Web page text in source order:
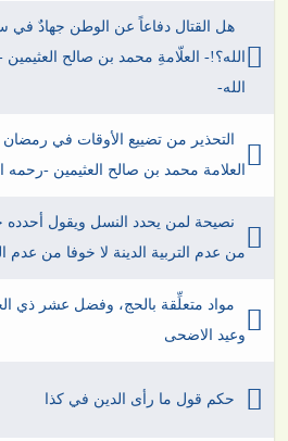
هل القتال دفاعاً عن الوطن جهادٌ في
الله؟!- العلّامةِ محمد بن صالح
الله-
التحذير من تضييع الأوقات في رمضان
العلامة محمد بن صالح العثيمين -رحمه
نصيحة لمن يحدد النسل ويقول أحدده
من عدم التربية الدينة لا خوفا من عدم
مواد متعلِّقة بالحج، وفضل عشر ذي
وعيد الاضحى
حكم قول ما رأى الدين في كذا